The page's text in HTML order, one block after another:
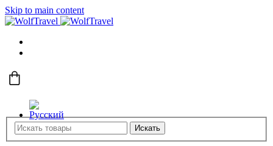
Skip to main content
Искать